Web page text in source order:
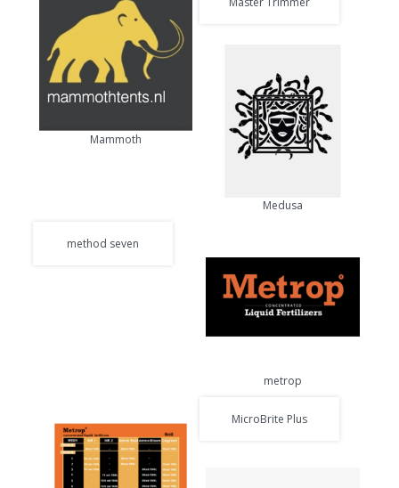
Mammoth
Medusa
method seven
metrop
MicroBrite Plus